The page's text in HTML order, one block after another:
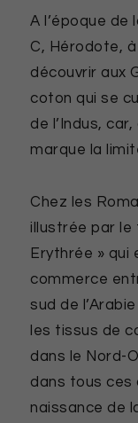
A l’époque de
C, Hérodote,
découvrir aux
coton qui se
de l’Indus,
marque la
Chez les
illustrée par le
Erythrée » qui
commerce
sud de
les tissus de
dans le Nord-
dans tous ces
naissance de